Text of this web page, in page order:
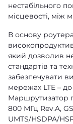
нестабільного
місцевості, між
В основу
який дозволив
стандартів та
забезпечувати
мережах LTE –
Маршрутизатор
800 МГц Rev.A,
UMTS/HSDPA/